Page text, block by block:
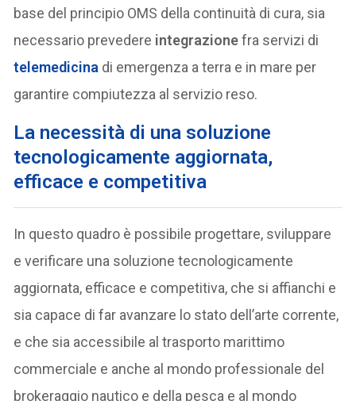
base del principio OMS della continuità di cura, sia
necessario prevedere integrazionefra servizi di
telemedicina di emergenza a terra e in mare per
garantire compiutezza al servizio reso.
La necessità di una soluzione
tecnologicamente aggiornata,
efficace e competitiva
In questo quadro è possibile progettare, sviluppare
e verificare una soluzione tecnologicamente
aggiornata, efficace e competitiva, che si affianchi e
sia capace di far avanzare lo stato dell’arte corrente,
e che sia accessibile al trasporto marittimo
commerciale e anche al mondo professionale del
brokeraggio nautico e della pesca e al mondo